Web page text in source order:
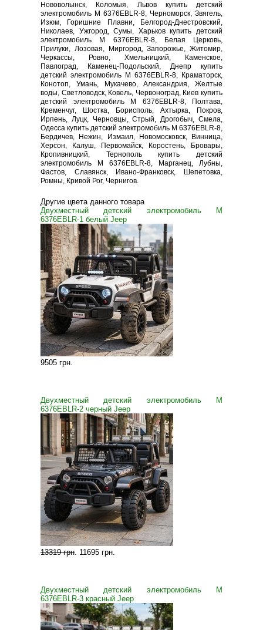
Нововолынск, Коломыя, Львов купить детский
электромобиль M 6376EBLR-8, Черноморск, Звягель,
Изюм, Горишние Плавни, Белгород-Днестровский,
Николаев, Ужгород, Сумы, Харьков купить детский
электромобиль M 6376EBLR-8, Белая Церковь,
Прилуки, Лозовая, Миргород, Запорожье, Житомир,
Черкассы, Ровно, Хмельницкий, Каменское,
Павлоград, Каменец-Подольский, Днепр купить
детский электромобиль M 6376EBLR-8, Краматорск,
Конотоп, Умань, Мукачево, Александрия, Желтые
воды, Светловодск, Ковель, Червоноград, Киев купить
детский электромобиль M 6376EBLR-8, Полтава,
Кременчуг, Шостка, Борисполь, Ахтырка, Покров,
Ирпень, Луцк, Черновцы, Стрый, Дрогобыч, Смела,
Одесса купить детский электромобиль M 6376EBLR-8,
Бердичев, Нежин, Измаил, Новомосковск, Винница,
Херсон, Калуш, Первомайск, Коростень, Бровары,
Кропивницкий, Тернополь купить детский
электромобиль M 6376EBLR-8, Марганец, Лубны,
Фастов, Славянск, Ивано-Франковск, Шепетовка,
Ромны, Кривой Рог, Чернигов.
Другие цвета данного товара
Двухместный детский электромобиль M
6376EBLR-1 белый Jeep
9505 грн.
Двухместный детский электромобиль M
6376EBLR-2 черный Jeep
13319 грн. 11695 грн.
Двухместный детский электромобиль M
6376EBLR-3 красный Jeep